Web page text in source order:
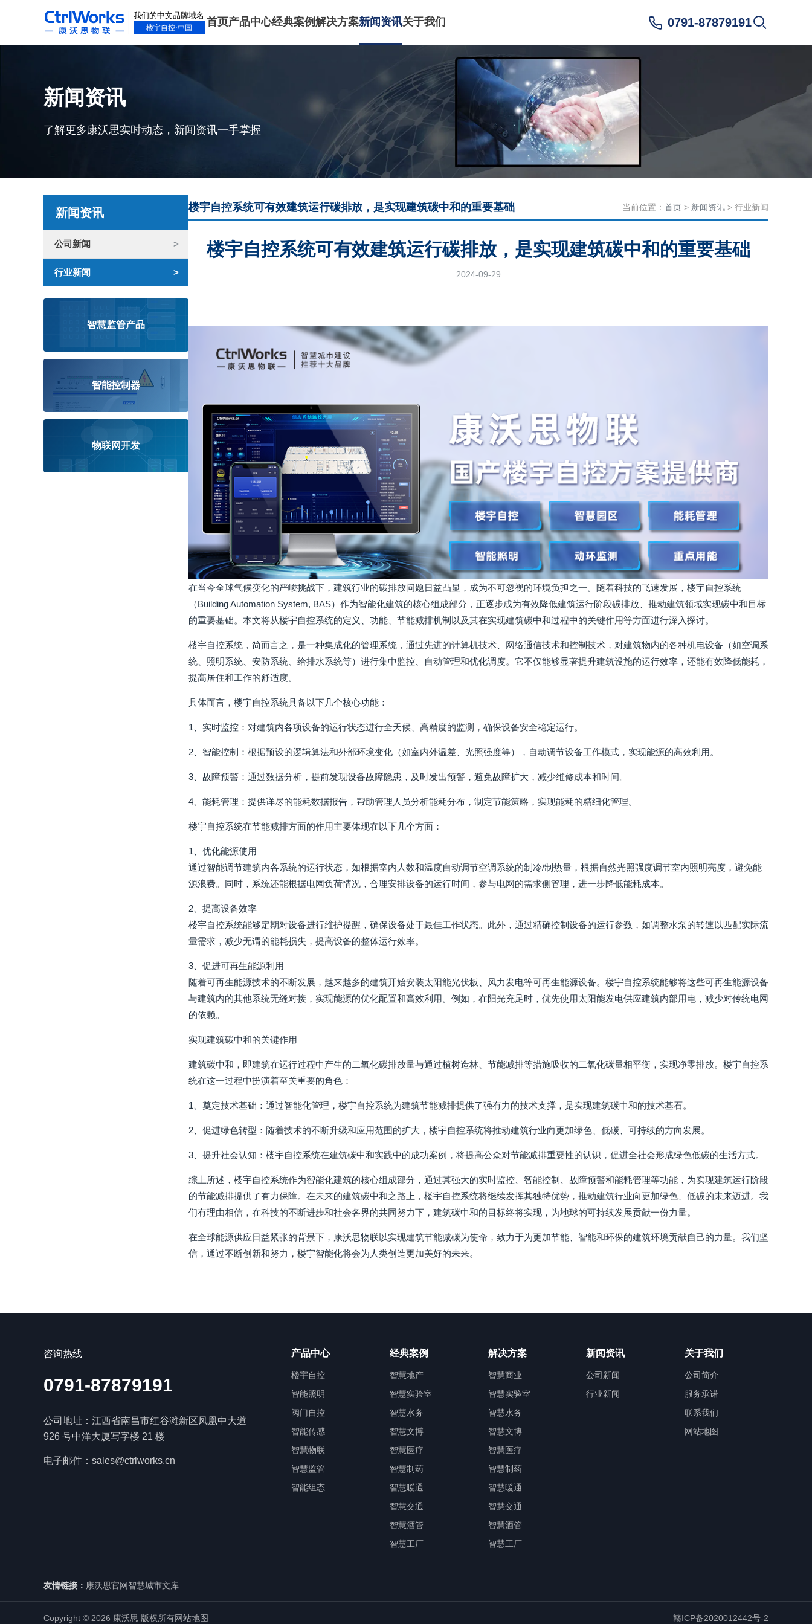
首页产品中心经典案例解决方案新闻资讯关于我们 0791-87879191
新闻资讯
了解更多康沃思实时动态，新闻资讯一手掌握
新闻资讯
公司新闻
行业新闻
智慧监管产品
智能控制器
物联网开发
楼宇自控系统可有效建筑运行碳排放，是实现建筑碳中和的重要基础 当前位置： 首页 > 新闻资讯 > 行业新闻
楼宇自控系统可有效建筑运行碳排放，是实现建筑碳中和的重要基础
2024-09-29
在当今全球气候变化的严峻挑战下，建筑行业的碳排放问题日益凸显，成为不可忽视的环境负担之一。随着科技的飞速发展，楼宇自控系统
（Building Automation System, BAS）作为智能化建筑的核心组成部分，正逐步成为有效降低建筑运行阶段碳排放、推动建筑领域实现碳中和目标
的重要基础。本文将从楼宇自控系统的定义、功能、节能减排机制以及其在实现建筑碳中和过程中的关键作用等方面进行深入探讨。
楼宇自控系统，简而言之，是一种集成化的管理系统，通过先进的计算机技术、网络通信技术和控制技术，对建筑物内的各种机电设备（如空调系
统、照明系统、安防系统、给排水系统等）进行集中监控、自动管理和优化调度。它不仅能够显著提升建筑设施的运行效率，还能有效降低能耗，
提高居住和工作的舒适度。
具体而言，楼宇自控系统具备以下几个核心功能：
1、实时监控：对建筑内各项设备的运行状态进行全天候、高精度的监测，确保设备安全稳定运行。
2、智能控制：根据预设的逻辑算法和外部环境变化（如室内外温差、光照强度等），自动调节设备工作模式，实现能源的高效利用。
3、故障预警：通过数据分析，提前发现设备故障隐患，及时发出预警，避免故障扩大，减少维修成本和时间。
4、能耗管理：提供详尽的能耗数据报告，帮助管理人员分析能耗分布，制定节能策略，实现能耗的精细化管理。
楼宇自控系统在节能减排方面的作用主要体现在以下几个方面：
1、优化能源使用
通过智能调节建筑内各系统的运行状态，如根据室内人数和温度自动调节空调系统的制冷/制热量，根据自然光照强度调节室内照明亮度，避免能
源浪费。同时，系统还能根据电网负荷情况，合理安排设备的运行时间，参与电网的需求侧管理，进一步降低能耗成本。
2、提高设备效率
楼宇自控系统能够定期对设备进行维护提醒，确保设备处于最佳工作状态。此外，通过精确控制设备的运行参数，如调整水泵的转速以匹配实际流
量需求，减少无谓的能耗损失，提高设备的整体运行效率。
3、促进可再生能源利用
随着可再生能源技术的不断发展，越来越多的建筑开始安装太阳能光伏板、风力发电等可再生能源设备。楼宇自控系统能够将这些可再生能源设备
与建筑内的其他系统无缝对接，实现能源的优化配置和高效利用。例如，在阳光充足时，优先使用太阳能发电供应建筑内部用电，减少对传统电网
的依赖。
实现建筑碳中和的关键作用
建筑碳中和，即建筑在运行过程中产生的二氧化碳排放量与通过植树造林、节能减排等措施吸收的二氧化碳量相平衡，实现净零排放。楼宇自控系
统在这一过程中扮演着至关重要的角色：
1、奠定技术基础：通过智能化管理，楼宇自控系统为建筑节能减排提供了强有力的技术支撑，是实现建筑碳中和的技术基石。
2、促进绿色转型：随着技术的不断升级和应用范围的扩大，楼宇自控系统将推动建筑行业向更加绿色、低碳、可持续的方向发展。
3、提升社会认知：楼宇自控系统在建筑碳中和实践中的成功案例，将提高公众对节能减排重要性的认识，促进全社会形成绿色低碳的生活方式。
综上所述，楼宇自控系统作为智能化建筑的核心组成部分，通过其强大的实时监控、智能控制、故障预警和能耗管理等功能，为实现建筑运行阶段
的节能减排提供了有力保障。在未来的建筑碳中和之路上，楼宇自控系统将继续发挥其独特优势，推动建筑行业向更加绿色、低碳的未来迈进。我
们有理由相信，在科技的不断进步和社会各界的共同努力下，建筑碳中和的目标终将实现，为地球的可持续发展贡献一份力量。
在全球能源供应日益紧张的背景下，康沃思物联以实现建筑节能减碳为使命，致力于为更加节能、智能和环保的建筑环境贡献自己的力量。我们坚
信，通过不断创新和努力，楼宇智能化将会为人类创造更加美好的未来。
咨询热线
0791-87879191
公司地址：江西省南昌市红谷滩新区凤凰中大道
926 号中洋大厦写字楼 21 楼
电子邮件：sales@ctrlworks.cn
产品中心
楼宇自控
智能照明
阀门自控
智能传感
智慧物联
智慧监管
智能组态
经典案例
智慧地产
智慧实验室
智慧水务
智慧文博
智慧医疗
智慧制药
智慧暖通
智慧交通
智慧酒管
智慧工厂
解决方案
智慧商业
智慧实验室
智慧水务
智慧文博
智慧医疗
智慧制药
智慧暖通
智慧交通
智慧酒管
智慧工厂
新闻资讯
公司新闻
行业新闻
关于我们
公司简介
服务承诺
联系我们
网站地图
友情链接： 康沃思官网智慧城市文库
Copyright © 2026 康沃思 版权所有网站地图 赣ICP备2020012442号-2